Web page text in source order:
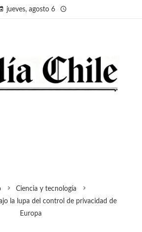
jueves, agosto 6
Ciencia y tecnología
la lupa del control de privacidad de
Europa